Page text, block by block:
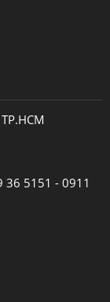
36 5151 - 0911